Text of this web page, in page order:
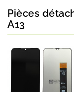
Pièces
A13